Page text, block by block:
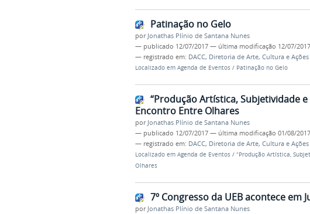
Patinação no Gelo
por Jonathas Plínio de Santana Nunes
— publicado 12/07/2017 — última modificação 12/07/
— registrado em: DACC, Diretoria de Arte, Cultura e
Localizado em Agenda de Eventos / Patinação no Gelo
“Produção Artística, Subjetividade
Encontro Entre Olhares
por Jonathas Plínio de Santana Nunes
— publicado 12/07/2017 — última modificação 01/08/
— registrado em: DACC, Diretoria de Arte, Cultura e
Localizado em Agenda de Eventos / “Produção Artística,
Olhares
7º Congresso da UEB acontece em
por Jonathas Plínio de Santana Nunes